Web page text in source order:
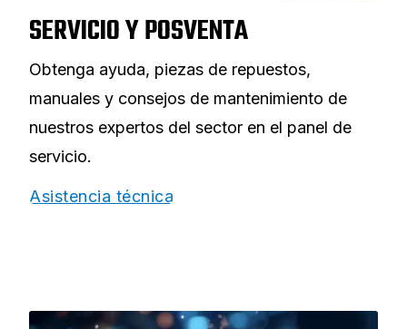
SERVICIO Y POSVENTA
Obtenga ayuda, piezas de repuestos,
manuales y consejos de mantenimiento de
nuestros expertos del sector en el panel de
servicio.
Asistencia técnica